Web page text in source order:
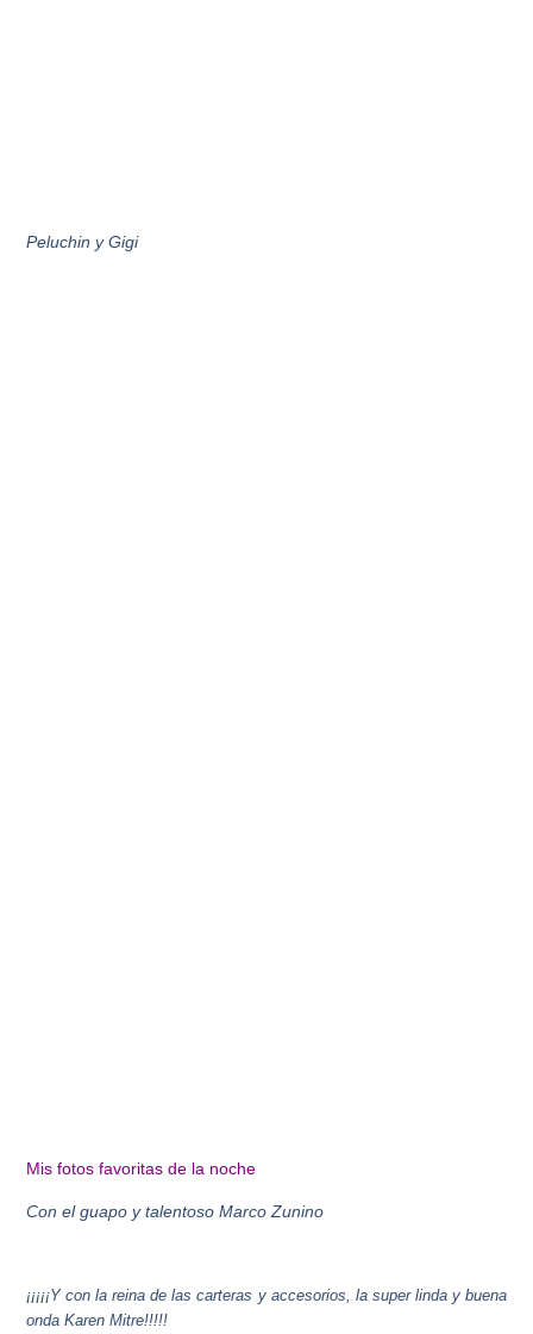
Peluchin y Gigi
Mis fotos favoritas de la noche
Con el guapo y talentoso Marco Zunino
¡¡¡¡¡Y con la reina de las carteras y accesorios, la super linda y buena
onda Karen Mitre!!!!!